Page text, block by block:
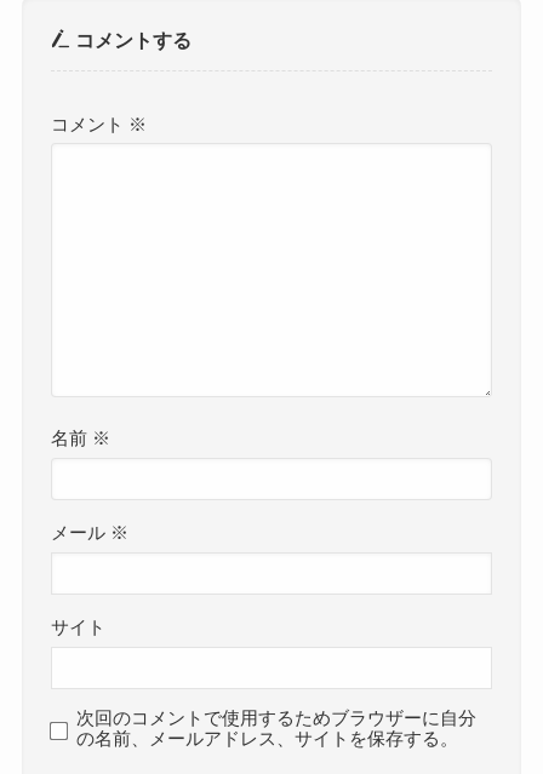
コメントする
コメント ※
名前 ※
メール ※
サイト
次回のコメントで使用するためブラウザーに自分
の名前、メールアドレス、サイトを保存する。